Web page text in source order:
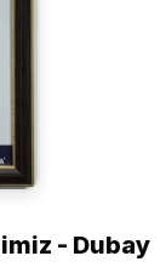
- Dubay